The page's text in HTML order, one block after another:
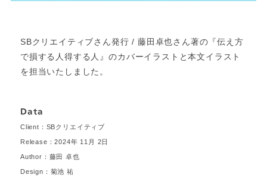
SBクリエイティブさん発行 / 藤田卓也さん著の『伝え方
で損する人得する人』のカバーイラストと本文イラスト
を担当いたしました。
Data
Client：SBクリエイティブ
Release：2024年 11月 2日
Author：藤田 卓也
Design：菊池 祐